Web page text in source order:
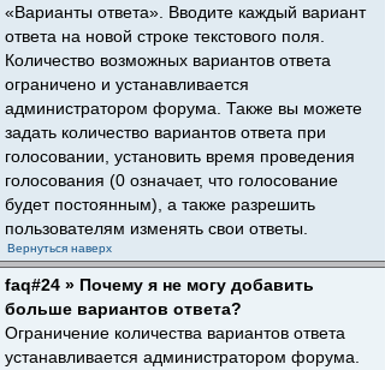
«Варианты ответа». Вводите каждый вариант
ответа на новой строке текстового поля.
Количество возможных вариантов ответа
ограничено и устанавливается
администратором форума. Также вы можете
задать количество вариантов ответа при
голосовании, установить время проведения
голосования (0 означает, что голосование
будет постоянным), а также разрешить
пользователям изменять свои ответы.
Вернуться наверх
faq#24 » Почему я не могу добавить
больше вариантов ответа?
Ограничение количества вариантов ответа
устанавливается администратором форума.